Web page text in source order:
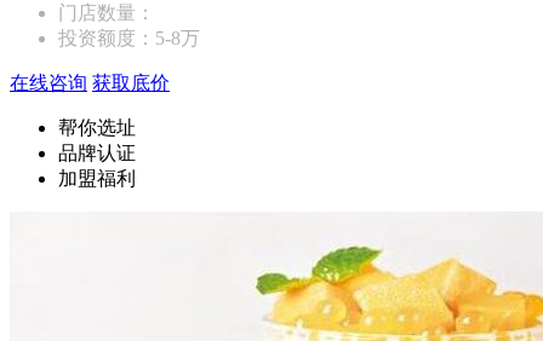
门店数量：
投资额度： 5-8万
在线咨询 获取底价
帮你选址
品牌认证
加盟福利